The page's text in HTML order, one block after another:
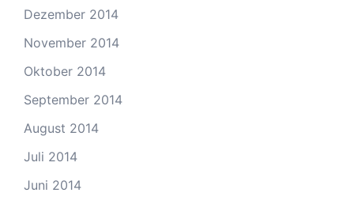
Dezember 2014
November 2014
Oktober 2014
September 2014
August 2014
Juli 2014
Juni 2014